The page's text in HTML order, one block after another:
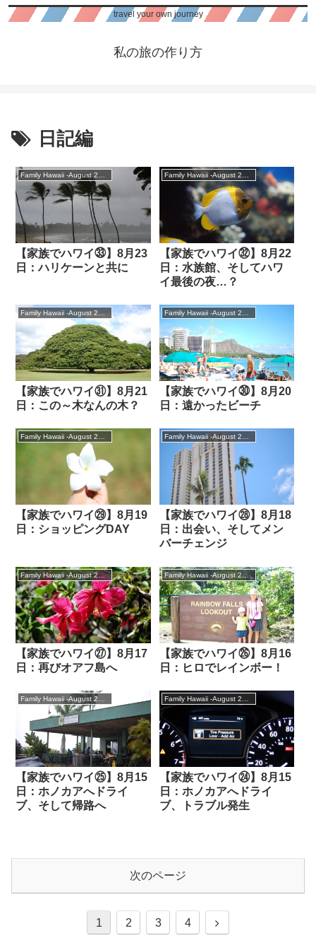
travel your own journey
私の旅の作り方
日記編
【家族でハワイ㉝】8月23
日：ハリケーンと共に
【家族でハワイ㉜】8月22
日：水族館、そしてハワ
イ最後の夜…？
【家族でハワイ㉛】8月21
日：この～木なんの木？
【家族でハワイ㉚】8月20
日：遠かったビーチ
Family Hawaii -August 2018
【家族でハワイ㉙】8月19
日：ショッピングDAY
Family Hawaii -August 2018
【家族でハワイ㉘】8月18
日：出会い、そしてメン
バーチェンジ
Family Hawaii -August 2018
【家族でハワイ㉗】8月17
日：再びオアフ島へ
Family Hawaii -August 2018
【家族でハワイ㉖】8月16
日：ヒロでレインボー！
【家族でハワイ㉕】8月15
日：ホノカアへドライ
ブ、そして帰路へ
【家族でハワイ㉔】8月15
日：ホノカアへドライ
ブ、トラブル発生
次のページ
1 2 3 4
次